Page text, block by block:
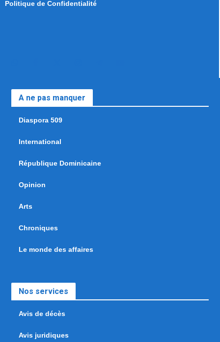
Politique de Confidentialité
A ne pas manquer
Diaspora 509
International
République Dominicaine
Opinion
Arts
Chroniques
Le monde des affaires
Nos services
Avis de décès
Avis juridiques